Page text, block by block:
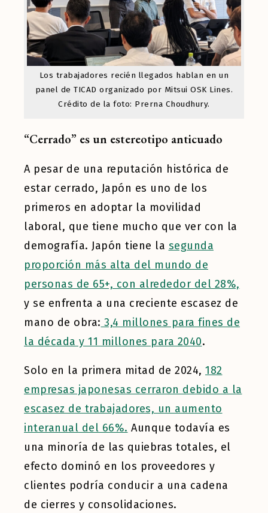
Los trabajadores recién llegados hablan en un
panel de TICAD organizado por Mitsui OSK Lines.
Crédito de la foto: Prerna Choudhury.
“Cerrado” es un estereotipo anticuado
A pesar de una reputación histórica de
estar cerrado, Japón es uno de los
primeros en adoptar la movilidad
laboral, que tiene mucho que ver con la
demografía. Japón tiene la segunda
proporción más alta del mundo de
personas de 65+, con alrededor del 28%,
y se enfrenta a una creciente escasez de
mano de obra: 3,4 millones para fines de
la década y 11 millones para 2040.
Solo en la primera mitad de 2024, 182
empresas japonesas cerraron debido a la
escasez de trabajadores, un aumento
interanual del 66%. Aunque todavía es
una minoría de las quiebras totales, el
efecto dominó en los proveedores y
clientes podría conducir a una cadena
de cierres y consolidaciones.